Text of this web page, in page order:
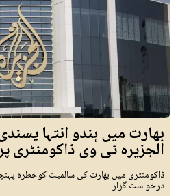
بھارت میں ہندو انتہا
الجزیرہ ٹی وی ڈاکومنٹری
ڈاکومنٹری میں بھارت کی سالمیت کوخطرہ
درخواست گزار